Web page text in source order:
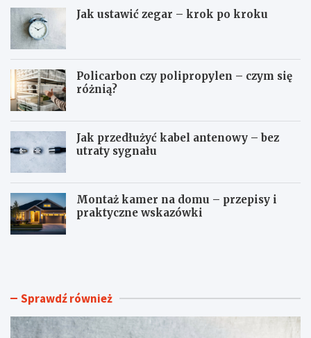
Jak ustawić zegar – krok po kroku
Policarbon czy polipropylen – czym się
różnią?
Jak przedłużyć kabel antenowy – bez
utraty sygnału
Montaż kamer na domu – przepisy i
praktyczne wskazówki
J
t
w
P
a
b
Sprawdź również